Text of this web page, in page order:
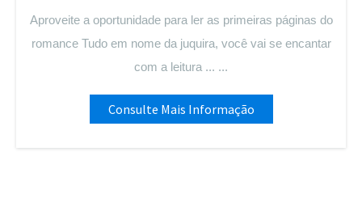
Aproveite a oportunidade para ler as primeiras páginas do
romance Tudo em nome da juquira, você vai se encantar
com a leitura ... ...
Consulte Mais Informação